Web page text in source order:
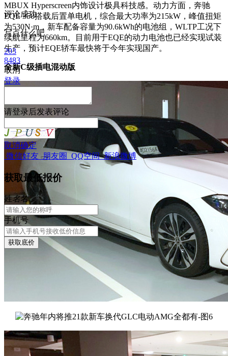
MBUX Hyperscreen内饰设计极具科技感。动力方面，奔驰
EQE 350搭载后置单电机，综合最大功率为215kW，峰值扭矩
为530N·m，新车配备容量为90.6kWh的电池组，WLTP工况下
续航里程为660km。目前用于EQE的动力电池也已经实现试装
生产，预计EQE轿车最快将于今年实现国产。
全新C级插电混动版
评论成功
写点什么吧
203
8483
取消
登录
请登录后发表评论
取消确定
微信好友 朋友圈 QQ空间 新浪微博
获取最低报价
姓名名
手机号
获取底价